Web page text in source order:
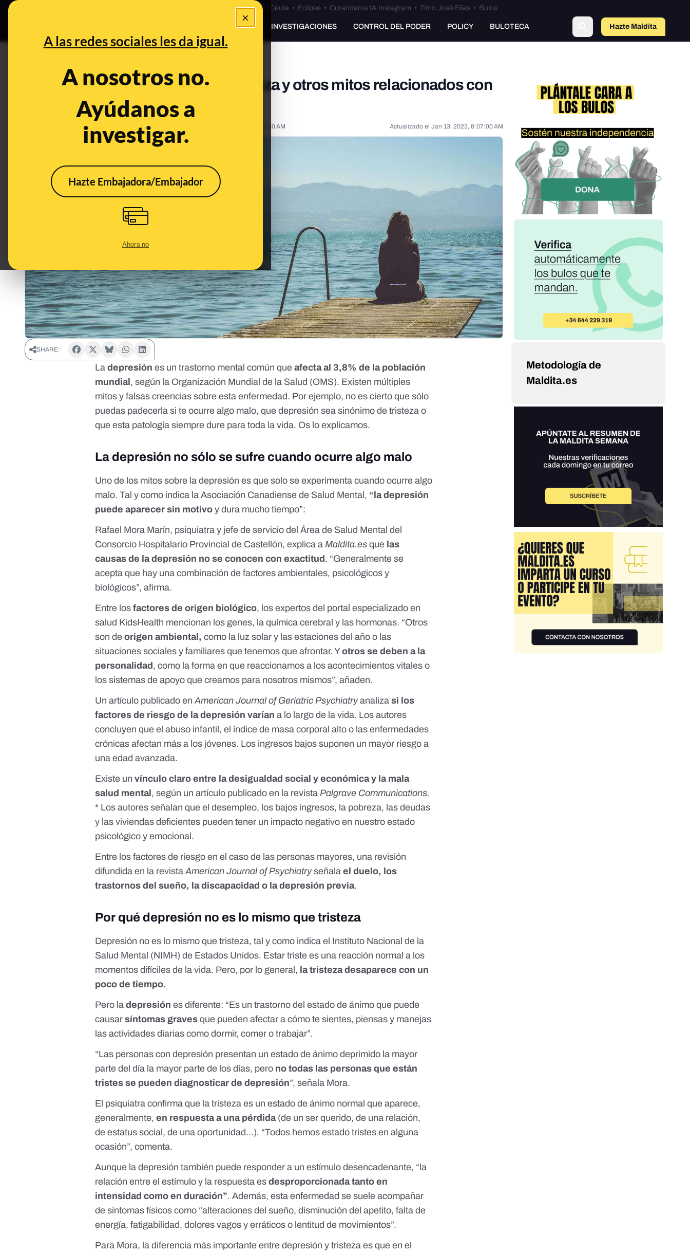
×
A las redes sociales les da igual.
A nosotros no.
Ayúdanos a
investigar.
Hazte Embajadora/Embajador
Ahora no
Especial Ceuta•Bulos Ceuta • Eclipse • Curanderos IA Instagram • Timo José Elías • Bulos
PREBUNKING INVESTIGACIONES CONTROL DEL PODER POLICY BULOTECA Hazte Maldito
Depresión no es sinónimo de tristeza y otros mitos relacionados con
esta enfermedad
Nov 22, 2021, 7:14:00 AM Actualizado el Jan 13, 2023, 8:07:00 AM
SHARE:
Ladepresiónes un trastorno mental común que afecta al 3,8% de la población
mundial ,según la Organización Mundial de la Salud (OMS). Existen múltiples
mitos y falsas creencias sobre esta enfermedad. Por ejemplo, no es cierto que sólo
puedas padecerla si te ocurre algo malo, que depresión sea sinónimo de tristeza o
que esta patología siempre dure para toda la vida. Os lo explicamos.
La depresión no sólo se sufre cuando ocurre algo malo
Uno de los mitos sobre la depresión es que solo se experimenta cuando ocurre algo
malo. Tal y como indica laAsociación Canadiense de Salud Mental , “la depresión
puede aparecer sin motivo y dura mucho tiempo”:
Rafael Mora Marín, psiquiatra y jefe de servicio del Área de Salud Mental del
Consorcio Hospitalario Provincial de Castellón, explica a Maldita.es que las
causas de la depresión no se conocen con exactitud . “Generalmente se
acepta que hay una combinación de factores ambientales, psicológicos y
biológicos”, afirma.
Entre los factores de origen biológico, los expertosdel portal especializado en
salud KidsHealth mencionan los genes, la química cerebral y las hormonas. “Otros
son deorigen ambiental, como la luz solar y las estaciones del año o las
situaciones sociales y familiares que tenemos que afrontar. Yotros se deben a la
personalidad , como la forma en que reaccionamos a los acontecimientos vitales o
los sistemas de apoyo que creamos para nosotros mismos”, añaden.
Un artículo publicado enAmerican Journal of Geriatric Psychiatryanaliza si los
factores de riesgo de la depresión varíana lo largo de la vida. Los autores
concluyen que el abuso infantil, el índice de masa corporal alto o las enfermedades
crónicas afectan más a los jóvenes. Los ingresos bajos suponen un mayor riesgo a
una edad avanzada.
Existe un vínculo claro entre la desigualdad social y económica y la mala
salud mental , según unartículo publicado en la revistaPalgrave Communications.
* Los autores señalan que el desempleo, los bajos ingresos, la pobreza, las deudas
y las viviendas deficientes pueden tener un impacto negativo en nuestro estado
psicológico y emocional.
Entre los factores de riesgo en el caso de las personas mayores, una revisión
difundida en la revistaAmerican Journal of Psychiatryseñalael duelo, los
trastornos del sueño, la discapacidad o la depresión previa.
Por qué depresión no es lo mismo que tristeza
Depresión no es lo mismo que tristeza,tal y como indica el Instituto Nacional de la
Salud Mental (NIMH) de Estados Unidos. Estar triste es una reacción normal a los
momentos difíciles de la vida. Pero, por lo general, la tristeza desaparece con un
poco de tiempo.
Pero ladepresiónes diferente: “Es un trastorno del estado de ánimo que puede
causarsíntomas graves que pueden afectar a cómo te sientes, piensas y manejas
las actividades diarias como dormir, comer o trabajar”.
“Las personas con depresión presentan un estado de ánimo deprimido la mayor
parte del día la mayor parte de los días, pero no todas las personas que están
tristes se pueden diagnosticar de depresión”, señala Mora.
El psiquiatra confirma que la tristeza es un estado de ánimo normal que aparece,
generalmente,en respuesta a una pérdida(de un ser querido, de una relación,
de estatus social, de una oportunidad…). “Todos hemos estado tristes en alguna
ocasión”, comenta.
Aunque la depresión también puede responder a un estímulo desencadenante, “la
relación entre el estímulo y la respuesta esdesproporcionada tanto en
intensidad como en duración”. Además, esta enfermedad se suele acompañar
de síntomas físicos como “alteraciones del sueño, disminución del apetito, falta de
energía, fatigabilidad, dolores vagos y erráticos o lentitud de movimientos”.
Para Mora, la diferencia más importante entre depresión y tristeza es que en el
Metodología de
Maldita.es